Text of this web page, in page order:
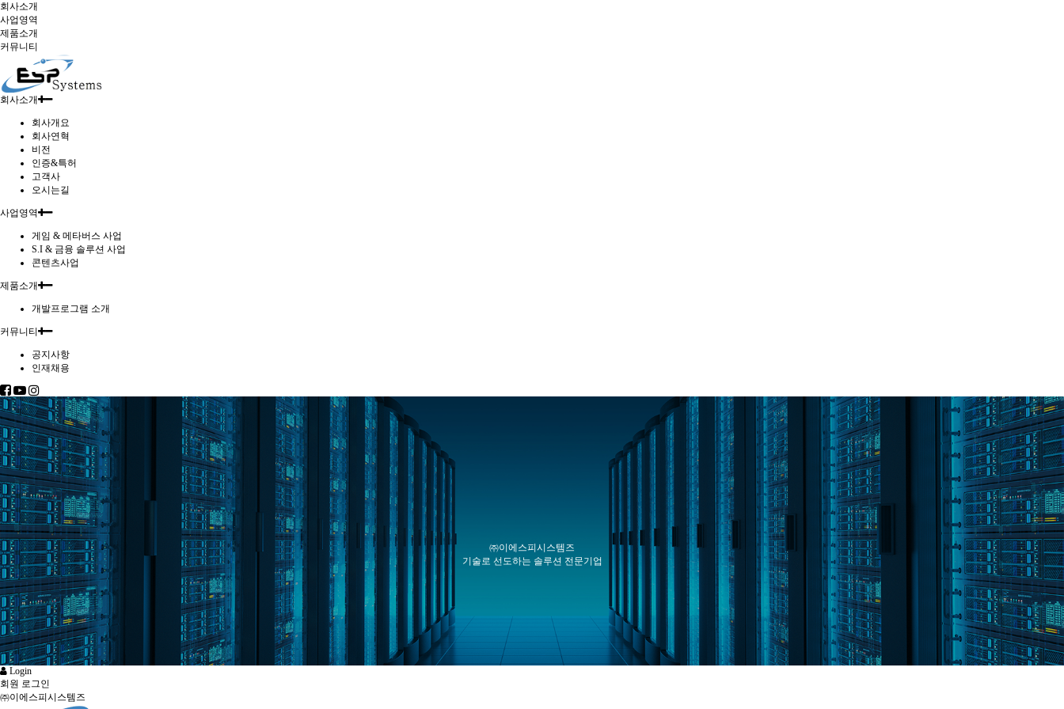
회사소개
사업영역
제품소개
커뮤니티
회사소개
회사개요
회사연혁
비전
인증&특허
고객사
오시는길
사업영역
게임 & 메타버스 사업
S.I & 금융 솔루션 사업
콘텐츠사업
제품소개
개발프로그램 소개
커뮤니티
공지사항
인재채용
㈜이에스피시스템즈
기술로 선도하는 솔루션 전문기업
Login
회원 로그인
㈜이에스피시스템즈